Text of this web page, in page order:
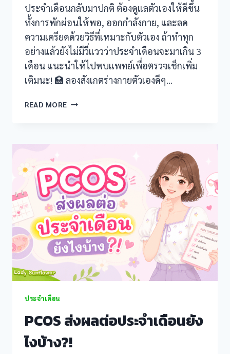
ประจำเดือนกลับมาปกติ ต้องดูแลตัวเองให้ดีขึ้น
ทั้งการพักผ่อนให้พอ, ออกกำลังกาย, และลด
ความเครียดด้วยวิธีที่เหมาะกับตัวเอง ถ้าทำทุก
อย่างแล้วยังไม่มีวี่แววว่าประจำเดือนจะมาเกิน 3
เดือน แนะนำให้ไปพบแพทย์เพื่อตรวจเช็กเพิ่ม
เติมนะ! 🏥 ลองสังเกตร่างกายตัวเองดีๆ…
READ MOREเครียด
เป็น
แบบ
นี้?
ประจำเดือน
PCOS ส่งผลต่อประจำเดือนยัง
ไงบ้าง?!